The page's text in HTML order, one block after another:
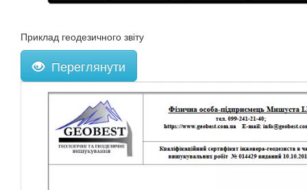
Приклад геодезичного звіту
Переглянути